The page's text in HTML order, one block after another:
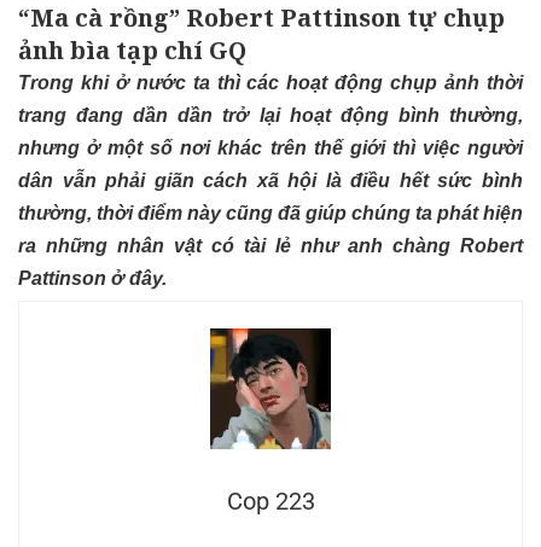
“Ma cà rồng” Robert Pattinson tự chụp
ảnh bìa tạp chí GQ
Trong khi ở nước ta thì các hoạt động chụp ảnh thời
trang đang dần dần trở lại hoạt động bình thường,
nhưng ở một số nơi khác trên thế giới thì việc người
dân vẫn phải giãn cách xã hội là điều hết sức bình
thường, thời điểm này cũng đã giúp chúng ta phát hiện
ra những nhân vật có tài lẻ như anh chàng Robert
Pattinson ở đây.
Cop 223